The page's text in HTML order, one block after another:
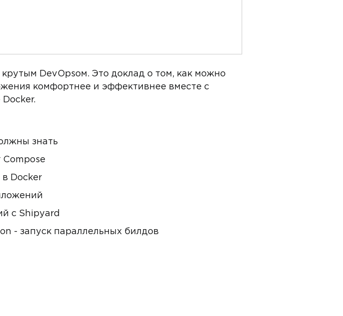
крутым DevOpsом. Это доклад о том, как можно
комфортнее и эффективнее вместе с
знать
Docker
с Shipyard
- запуск параллельных билдов